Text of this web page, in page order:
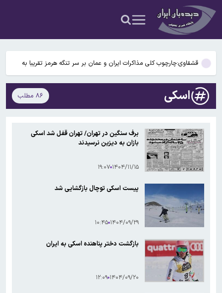
محسن رضایی درباره تنگه هرمز؛ ما هرگز اجازه باز شدن یک کریدور دوم
در تنگه هرمز را نخواهیم داد
«تجرد قطعی» در حال تبدیل شدن به سبک زندگی است
قشقاوی:چارچوب کلی مذاکرات ایران و عمان بر سر تنگه هرمز تقریبا به
توافق رسیده است
«توافقنامه دفاعی مکه» رسما امضا شد
جاده چالوس یکطرفه شد
محسن رضایی درباره تنگه هرمز؛ ما هرگز اجازه باز شدن یک کریدور دوم
در تنگه هرمز را نخواهیم داد
«تجرد قطعی» در حال تبدیل شدن به سبک زندگی است
اسکی ۸۶ مطلب
برف سنگین در تهران/ تهران قفل شد اسکی
بازان به دیزین نرسیدند
۱۴۰۴/۱۱/۱۵ ۱۹:۰۷
پیست اسکی توچال بازگشایی شد
۱۴۰۴/۰۹/۲۹ ۱۰:۴۵
بازگشت دختر پناهنده اسکی به ایران
۱۴۰۴/۰۹/۲۰ ۱۲:۰۹